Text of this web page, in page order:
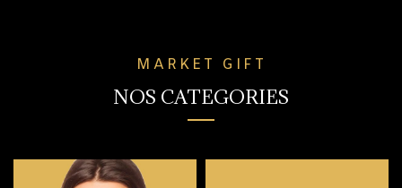
MARKET GIFT
NOS CATEGORIES